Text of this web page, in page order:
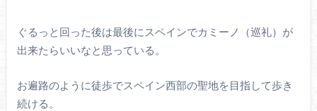
ぐるっと回った後は最後にスペインでカミーノ（巡礼）が
出来たらいいなと思っている。
お遍路のように徒歩でスペイン西部の聖地を目指して歩き
続ける。